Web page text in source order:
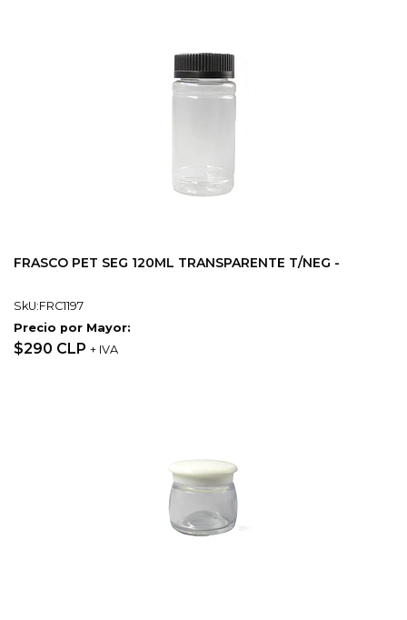
FRASCO PET SEG 120ML TRANSPARENTE T/NEG -
SkU:FRC1197
Precio por Mayor:
$290 CLP + IVA